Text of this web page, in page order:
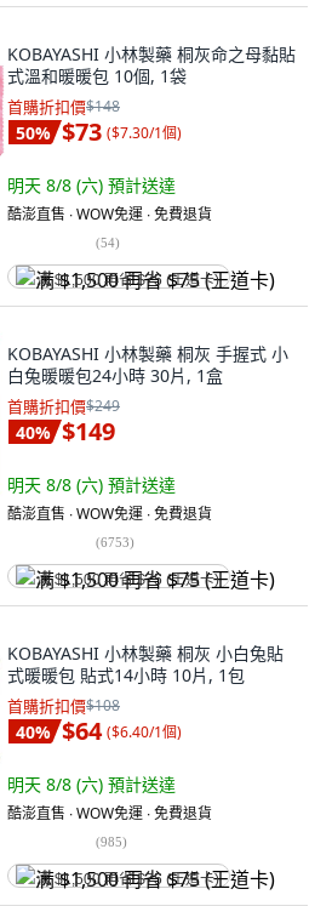
KOBAYASHI 小林製藥 桐灰命之母黏貼
式溫和暖暖包 10個, 1袋
首購折扣價$148
50% $73 ($7.30/1個)
明天 8/8 (六) 預計送達
酷澎直售 ∙ WOW免運 ∙ 免費退貨
(54)
满 $1,500 再省 $75 (王道卡)
KOBAYASHI 小林製藥 桐灰 手握式 小
白兔暖暖包24小時 30片, 1盒
首購折扣價$249
40% $149
明天 8/8 (六) 預計送達
酷澎直售 ∙ WOW免運 ∙ 免費退貨
(6753)
满 $1,500 再省 $75 (王道卡)
KOBAYASHI 小林製藥 桐灰 小白兔貼
式暖暖包 貼式14小時 10片, 1包
首購折扣價$108
40% $64 ($6.40/1個)
明天 8/8 (六) 預計送達
酷澎直售 ∙ WOW免運 ∙ 免費退貨
(985)
满 $1,500 再省 $75 (王道卡)